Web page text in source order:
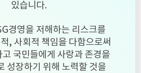
있습니다.
경영을 저해하는 리스크를
, 사회적 책임을 다함으로써
고 국민들에게 사랑과 존경을
성장하기 위해 노력할 것을